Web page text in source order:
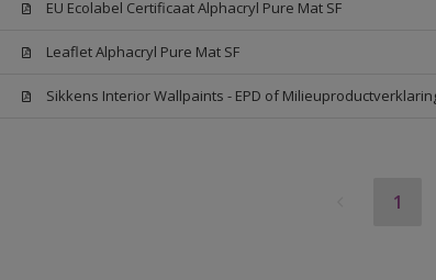
EU Ecolabel Certificaat Alphacryl Pure Mat SF
Leaflet Alphacryl Pure Mat SF
Sikkens Interior Wallpaints - EPD of
1